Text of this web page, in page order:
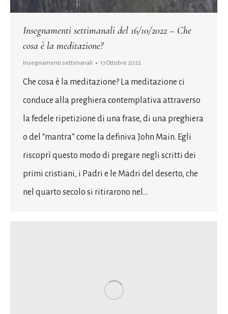
Insegnamenti settimanali del 16/10/2022 – Che
cosa è la meditazione?
Insegnamenti settimanali 17 Ottobre 2022
Che cosa è la meditazione? La meditazione ci
conduce alla preghiera contemplativa attraverso
la fedele ripetizione di una frase, di una preghiera
o del “mantra” come la definiva John Main. Egli
riscoprì questo modo di pregare negli scritti dei
primi cristiani, i Padri e le Madri del deserto, che
nel quarto secolo si ritirarono nel…